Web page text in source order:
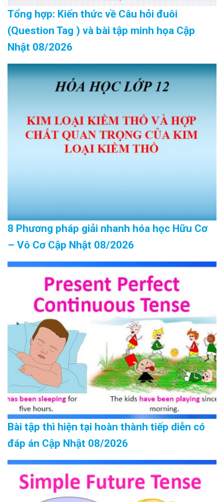
Tổng hợp: Kiến thức về Câu hỏi đuôi
(Question Tag ) và bài tập minh họa Cập
Nhật 08/2026
8 Phương pháp giải nhanh hóa học Hữu Cơ
– Vô Cơ Cập Nhật 08/2026
Bài tập thì hiện tại hoàn thành tiếp diễn có
đáp án Cập Nhật 08/2026